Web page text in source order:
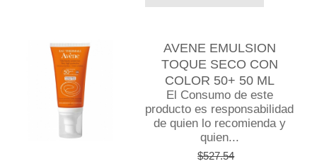
AVENE EMULSION
TOQUE SECO CON
COLOR 50+ 50 ML
El Consumo de este
producto es responsabilidad
de quien lo recomienda y
quien...
$527.54